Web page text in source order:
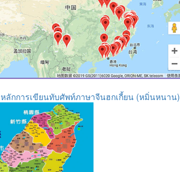
หลักการเขียนทับศัพท์ภาษาจีนฮกเกี้ยน (หมิ่นหนาน)